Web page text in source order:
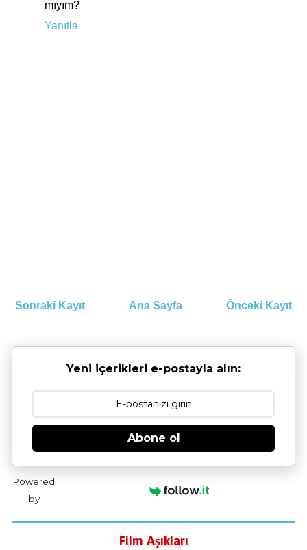
mıyım?
Yanıtla
Sonraki Kayıt Önceki Kayıt
Ana Sayfa
Yeni içerikleri e-postayla alın:
Abone ol
Powered
by
Film Aşıkları